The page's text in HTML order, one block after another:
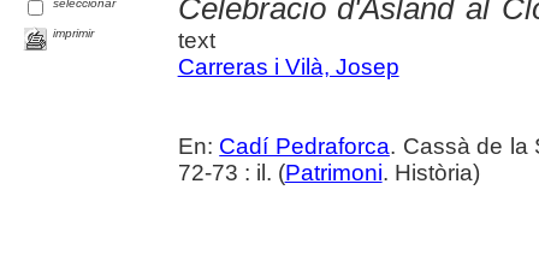
seleccionar
imprimir
Celebració d'Asland al
text
Carreras i Vilà, Josep
En: Cadí Pedraforca. Cassà de la
72-73 : il. (Patrimoni. Història)